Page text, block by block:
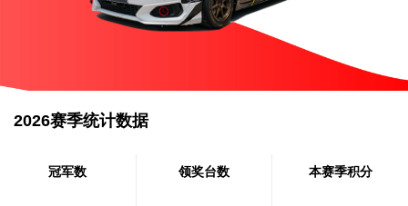
2026赛季统计数据
冠军数 领奖台数 本赛季积分